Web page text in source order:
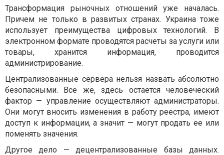
Трансформация рыночных отношений уже началась.
Причем не только в развитых странах. Украина тоже
использует преимущества цифровых технологий. В
электронном формате проводятся расчеты за услуги или
товары, хранится информация, проводится
администрирование.
Централизованные сервера нельзя назвать абсолютно
безопасными. Все же, здесь остается человеческий
фактор — управление осуществляют администраторы.
Они могут вносить изменения в работу реестра, имеют
доступ к информации, а значит — могут продать ее или
поменять значения.
Другое дело — децентрализованные базы данных.